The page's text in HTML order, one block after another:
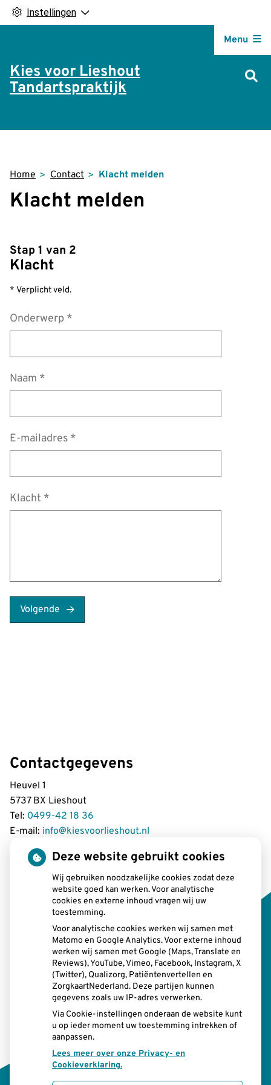
Instellingen
Kies voor Lieshout
Tandartspraktijk
Menu
Home Contact Klacht melden
Klacht melden
Stap 1 van 2
Klacht
* Verplicht veld.
Onderwerp *
Naam *
E-mailadres *
Klacht *
Volgende
Contactgegevens
Heuvel 1
5737 BX Lieshout
Tel: 0499-42 18 36
E-mail: info@kiesvoorlieshout.nl
Openingstijden
Maandag: 08:00 uur
13.00 uurtot
- 17:00 uur
08:00 uurtot
- 12.15 uur
13.00 uurtot
- 17:00 uur
Woensdag:
08:00 uurtot
- 12.15 uur
13.00 uurtot
- 17:00 uur
Donderdag:
08:00 uurtot
- 12.15 uur
13.00 uurtot
- 17:00 uur
08:00 uurtot
- 12.15 uur
Deze website gebruikt cookies
Wij gebruiken noodzakelijke cookies zodat deze
website goed kan werken. Voor analytische
cookies en externe inhoud vragen wij uw
toestemming.
Voor analytische cookies werken wij samen met
Matomo en Google Analytics. Voor externe inhoud
werken wij samen met Google (Maps, Translate en
Reviews), YouTube, Vimeo, Facebook, Instagram, X
(Twitter), Qualizorg, Patiëntenvertellen en
ZorgkaartNederland. Deze partijen kunnen
gegevens zoals uw IP-adres verwerken.
Via Cookie-instellingen onderaan de website kunt
u op ieder moment uw toestemming intrekken of
aanpassen.
Lees meer over onze Privacy- en
Cookieverklaring.